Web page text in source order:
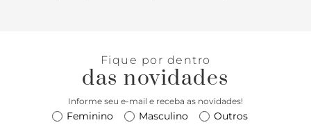
Fique por dentro
das novidades
Informe seu e-mail e receba as novidades!
Feminino Masculino Outros